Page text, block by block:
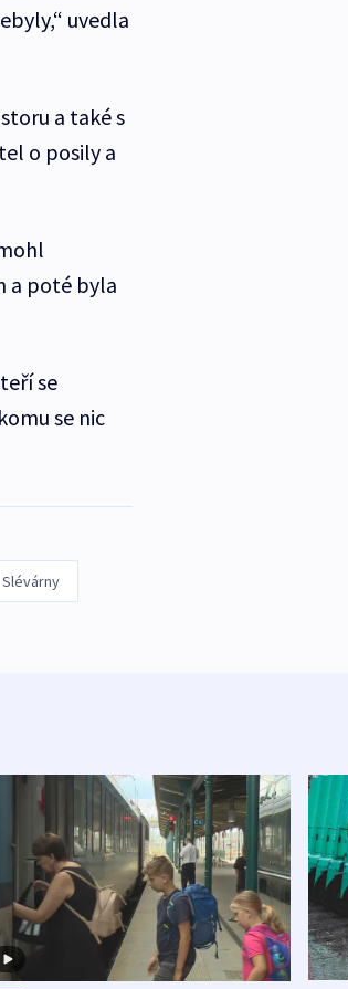
uvedla
a také s
o posily a
a poté byla
se
se nic
Slévárny